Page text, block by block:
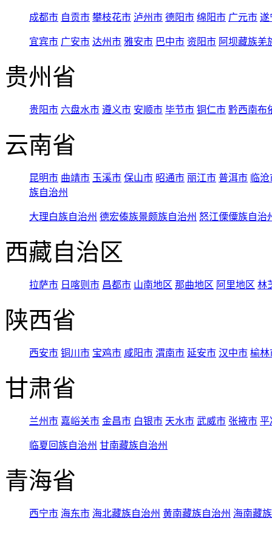
成都市 自贡市 攀枝花市 泸州市 德阳市 绵阳市 广元市 遂
宜宾市 广安市 达州市 雅安市 巴中市 资阳市 阿坝藏族羌
贵州省
贵阳市 六盘水市 遵义市 安顺市 毕节市 铜仁市 黔西南布
云南省
昆明市 曲靖市 玉溪市 保山市 昭通市 丽江市 普洱市 临
族自治州
大理白族自治州 德宏傣族景颇族自治州 怒江傈僳族自治
西藏自治区
拉萨市 日喀则市 昌都市 山南地区 那曲地区 阿里地区 林
陕西省
西安市 铜川市 宝鸡市 咸阳市 渭南市 延安市 汉中市 榆林
甘肃省
兰州市 嘉峪关市 金昌市 白银市 天水市 武威市 张掖市 平
临夏回族自治州 甘南藏族自治州
青海省
西宁市 海东市 海北藏族自治州 黄南藏族自治州 海南藏